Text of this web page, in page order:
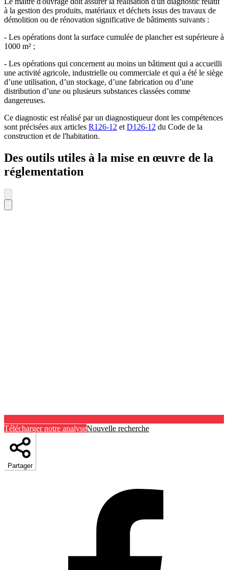
à la gestion des produits, matériaux et déchets issus des travaux de
démolition ou de rénovation significative de bâtiments suivants :
- Les opérations dont la surface cumulée de plancher est supérieure à
1000 m² ;
- Les opérations qui concernent au moins un bâtiment qui a accueilli
une activité agricole, industrielle ou commerciale et qui a été le siège
d’une utilisation, d’un stockage, d’une fabrication ou d’une
distribution d’une ou plusieurs substances classées comme
dangereuses.
Ce diagnostic est réalisé par un diagnostiqueur dont les compétences
sont précisées aux articles R126-12 et D126-12 du Code de la
construction et de l'habitation.
Des outils utiles à la mise en œuvre de la
réglementation
Télécharger notre analyseNouvelle recherche
Partager